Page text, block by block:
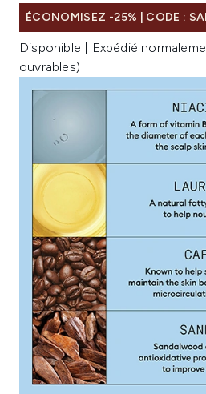
ÉCONOMISEZ -25% | CODE :
Disponible | Expédié
ouvrables)